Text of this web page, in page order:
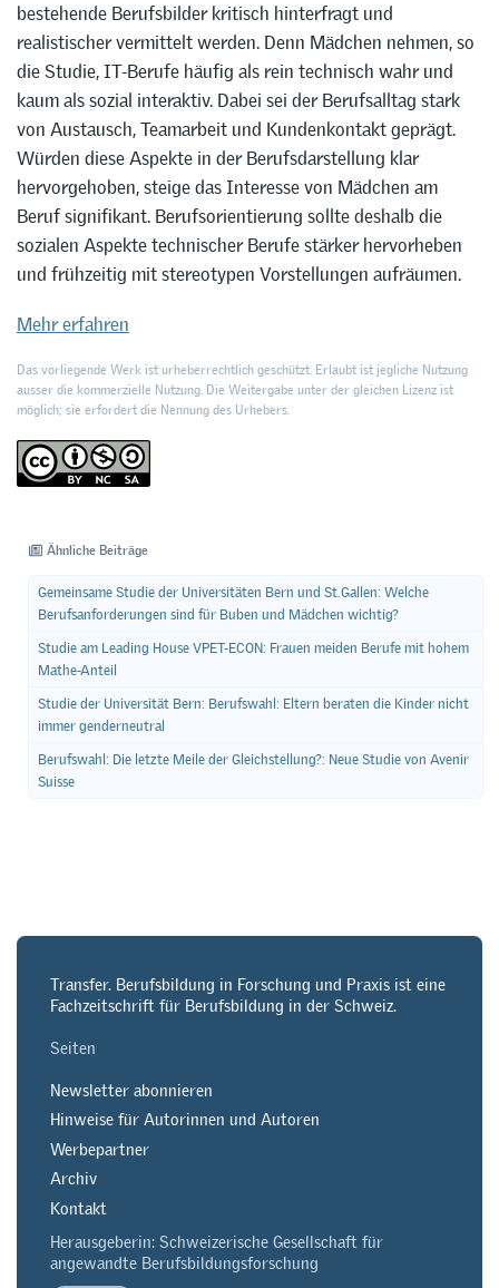
bestehende Berufsbilder kritisch hinterfragt und
realistischer vermittelt werden. Denn Mädchen nehmen, so
die Studie, IT-Berufe häufig als rein technisch wahr und
kaum als sozial interaktiv. Dabei sei der Berufsalltag stark
von Austausch, Teamarbeit und Kundenkontakt geprägt.
Würden diese Aspekte in der Berufsdarstellung klar
hervorgehoben, steige das Interesse von Mädchen am
Beruf signifikant. Berufsorientierung sollte deshalb die
sozialen Aspekte technischer Berufe stärker hervorheben
und frühzeitig mit stereotypen Vorstellungen aufräumen.
Mehr erfahren
Das vorliegende Werk ist urheberrechtlich geschützt. Erlaubt ist jegliche Nutzung
ausser die kommerzielle Nutzung. Die Weitergabe unter der gleichen Lizenz ist
möglich; sie erfordert die Nennung des Urhebers.
Ähnliche Beiträge
Gemeinsame Studie der Universitäten Bern und St.Gallen: Welche
Berufsanforderungen sind für Buben und Mädchen wichtig?
Studie am Leading House VPET-ECON: Frauen meiden Berufe mit hohem
Mathe-Anteil
Studie der Universität Bern: Berufswahl: Eltern beraten die Kinder nicht
immer genderneutral
Berufswahl: Die letzte Meile der Gleichstellung?: Neue Studie von Avenir
Suisse
Transfer. Berufsbildung in Forschung und Praxis ist eine
Fachzeitschrift für Berufsbildung in der Schweiz.
Seiten
Newsletter abonnieren
Hinweise für Autorinnen und Autoren
Werbepartner
Archiv
Kontakt
Herausgeberin: Schweizerische Gesellschaft für
angewandte Berufsbildungsforschung